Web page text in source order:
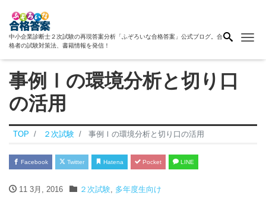
中小企業診断士２次試験の再現答案分析「ふぞろいな合格答案」公式ブログ。合
格者の試験対策法、書籍情報を発信！
事例Ⅰの環境分析と切り口
の活用
TOP ２次試験 事例Ⅰの環境分析と切り口の活用
Facebook Twitter Hatena Pocket LINE
11 3月, 2016 ２次試験, 多年度生向け